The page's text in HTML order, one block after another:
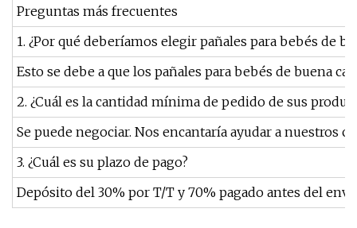
Preguntas más frecuentes
1. ¿Por qué deberíamos elegir pañales para bebés de
Esto se debe a que los pañales para bebés de buena
2. ¿Cuál es la cantidad mínima de pedido de sus
Se puede negociar. Nos encantaría ayudar a nuestros
3. ¿Cuál es su plazo de pago?
Depósito del 30% por T/T y 70% pagado antes del